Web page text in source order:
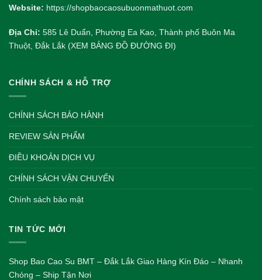
Website: https://shopbaocaosubuonmathuot.com
Địa Chỉ: 585 Lê Duẩn, Phường Ea Kao, Thành phố Buôn Ma
Thuột, Đắk Lắk (XEM BẢNG ĐỒ ĐƯỜNG ĐI)
CHÍNH SÁCH & HỖ TRỢ
CHÍNH SÁCH BẢO HÀNH
REVIEW SẢN PHẨM
ĐIỀU KHOẢN DỊCH VỤ
CHÍNH SÁCH VẬN CHUYỂN
Chính sách bảo mật
TIN TỨC MỚI
Shop Bao Cao Su BMT – Đắk Lắk Giao Hàng Kín Đáo – Nhanh
Chóng – Ship Tận Nơi